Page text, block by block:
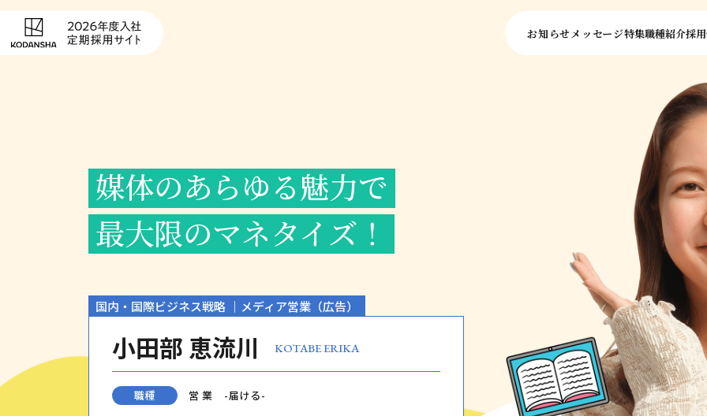
お知らせメッセージ特集職種紹介採
媒体のあらゆる魅力で
最大限のマネタイズ！
国内・国際ビジネス戦略 メディア営業（広告）
小田部 恵流川 KOTABE ERIKA
職種
営 業 -届ける-